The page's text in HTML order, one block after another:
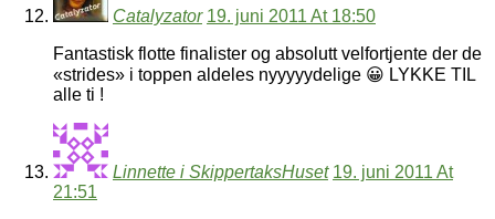
Catalyzator 19. juni 2011 At 18:50
Fantastisk flotte finalister og absolutt velfortjente der de
«strides» i toppen aldeles nyyyyydelige 😀 LYKKE TIL
alle ti !
Linnette i SkippertaksHuset 19. juni 2011 At
21:51